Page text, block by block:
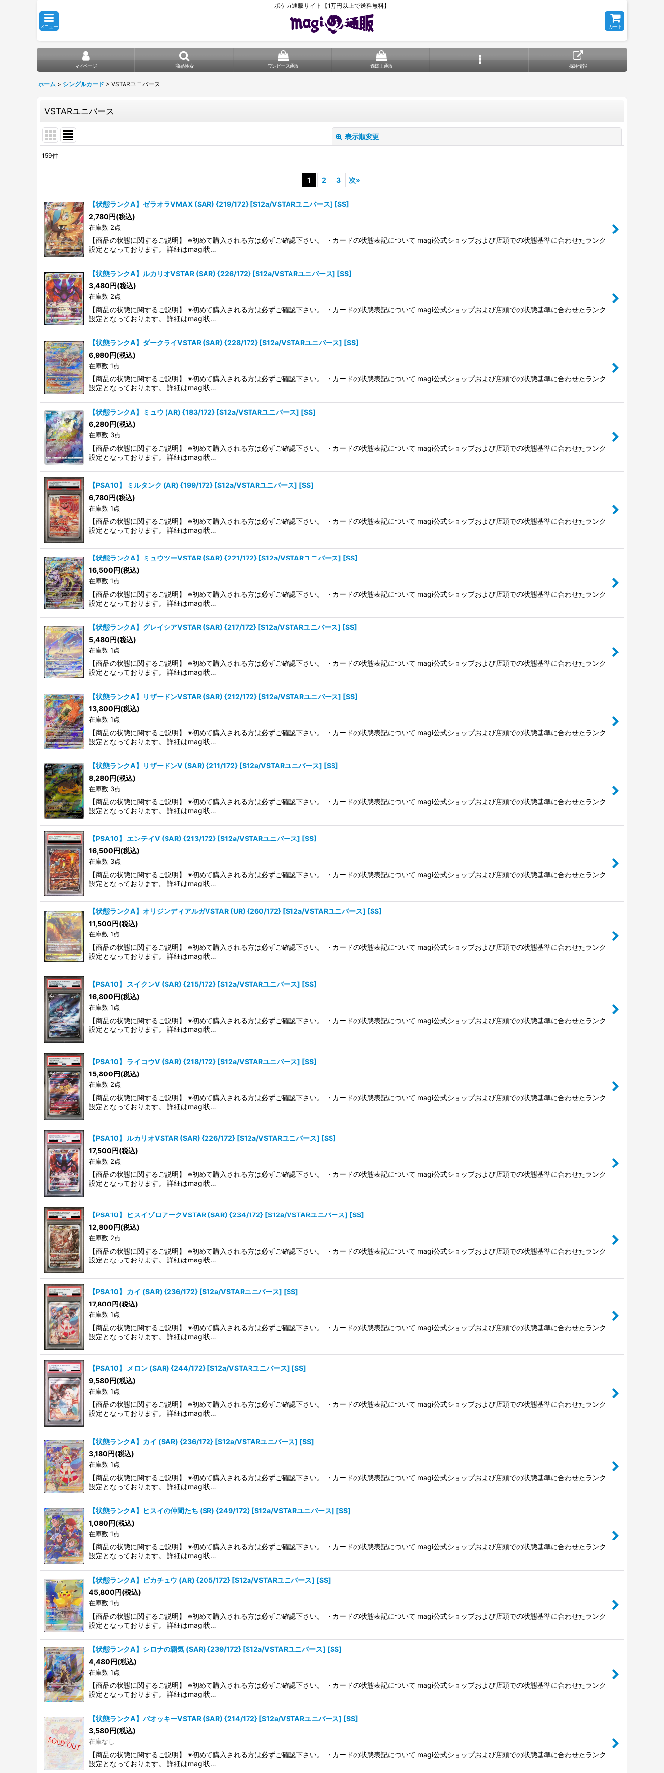
ポケカ通販サイト【1万円以上で送料無料】
メニュー カート
マイページ 商品検索 ワンピース通販 遊戯王通販 採用情報
ホーム > シングルカード > VSTARユニバース
VSTARユニバース
表示順変更
並び順:
絞り込む
159件
1 2 3 次»
【状態ランクA】ゼラオラVMAX (SAR) {219/172} [S12a/VSTARユニバース] [SS]
2,780円(税込)
在庫数 2点
【商品の状態に関するご説明】 ※初めて購入される方は必ずご確認下さい。 ・カードの状態表記について magi公式ショップおよび店頭での状態基準に合わせたランク
設定となっております。 詳細はmagi状…
【状態ランクA】ルカリオVSTAR (SAR) {226/172} [S12a/VSTARユニバース] [SS]
3,480円(税込)
在庫数 2点
【商品の状態に関するご説明】 ※初めて購入される方は必ずご確認下さい。 ・カードの状態表記について magi公式ショップおよび店頭での状態基準に合わせたランク
設定となっております。 詳細はmagi状…
【状態ランクA】ダークライVSTAR (SAR) {228/172} [S12a/VSTARユニバース] [SS]
6,980円(税込)
在庫数 1点
【商品の状態に関するご説明】 ※初めて購入される方は必ずご確認下さい。 ・カードの状態表記について magi公式ショップおよび店頭での状態基準に合わせたランク
設定となっております。 詳細はmagi状…
【状態ランクA】ミュウ (AR) {183/172} [S12a/VSTARユニバース] [SS]
6,280円(税込)
在庫数 3点
【商品の状態に関するご説明】 ※初めて購入される方は必ずご確認下さい。 ・カードの状態表記について magi公式ショップおよび店頭での状態基準に合わせたランク
設定となっております。 詳細はmagi状…
【PSA10】 ミルタンク (AR) {199/172} [S12a/VSTARユニバース] [SS]
6,780円(税込)
在庫数 1点
【商品の状態に関するご説明】 ※初めて購入される方は必ずご確認下さい。 ・カードの状態表記について magi公式ショップおよび店頭での状態基準に合わせたランク
設定となっております。 詳細はmagi状…
【状態ランクA】ミュウツーVSTAR (SAR) {221/172} [S12a/VSTARユニバース] [SS]
16,500円(税込)
在庫数 1点
【商品の状態に関するご説明】 ※初めて購入される方は必ずご確認下さい。 ・カードの状態表記について magi公式ショップおよび店頭での状態基準に合わせたランク
設定となっております。 詳細はmagi状…
【状態ランクA】グレイシアVSTAR (SAR) {217/172} [S12a/VSTARユニバース] [SS]
5,480円(税込)
在庫数 1点
【商品の状態に関するご説明】 ※初めて購入される方は必ずご確認下さい。 ・カードの状態表記について magi公式ショップおよび店頭での状態基準に合わせたランク
設定となっております。 詳細はmagi状…
【状態ランクA】リザードンVSTAR (SAR) {212/172} [S12a/VSTARユニバース] [SS]
13,800円(税込)
在庫数 1点
【商品の状態に関するご説明】 ※初めて購入される方は必ずご確認下さい。 ・カードの状態表記について magi公式ショップおよび店頭での状態基準に合わせたランク
設定となっております。 詳細はmagi状…
【状態ランクA】リザードンV (SAR) {211/172} [S12a/VSTARユニバース] [SS]
8,280円(税込)
在庫数 3点
【商品の状態に関するご説明】 ※初めて購入される方は必ずご確認下さい。 ・カードの状態表記について magi公式ショップおよび店頭での状態基準に合わせたランク
設定となっております。 詳細はmagi状…
【PSA10】 エンテイV (SAR) {213/172} [S12a/VSTARユニバース] [SS]
16,500円(税込)
在庫数 3点
【商品の状態に関するご説明】 ※初めて購入される方は必ずご確認下さい。 ・カードの状態表記について magi公式ショップおよび店頭での状態基準に合わせたランク
設定となっております。 詳細はmagi状…
【状態ランクA】オリジンディアルガVSTAR (UR) {260/172} [S12a/VSTARユニバース] [SS]
11,500円(税込)
在庫数 1点
【商品の状態に関するご説明】 ※初めて購入される方は必ずご確認下さい。 ・カードの状態表記について magi公式ショップおよび店頭での状態基準に合わせたランク
設定となっております。 詳細はmagi状…
【PSA10】 スイクンV (SAR) {215/172} [S12a/VSTARユニバース] [SS]
16,800円(税込)
在庫数 1点
【商品の状態に関するご説明】 ※初めて購入される方は必ずご確認下さい。 ・カードの状態表記について magi公式ショップおよび店頭での状態基準に合わせたランク
設定となっております。 詳細はmagi状…
【PSA10】 ライコウV (SAR) {218/172} [S12a/VSTARユニバース] [SS]
15,800円(税込)
在庫数 2点
【商品の状態に関するご説明】 ※初めて購入される方は必ずご確認下さい。 ・カードの状態表記について magi公式ショップおよび店頭での状態基準に合わせたランク
設定となっております。 詳細はmagi状…
【PSA10】 ルカリオVSTAR (SAR) {226/172} [S12a/VSTARユニバース] [SS]
17,500円(税込)
在庫数 2点
【商品の状態に関するご説明】 ※初めて購入される方は必ずご確認下さい。 ・カードの状態表記について magi公式ショップおよび店頭での状態基準に合わせたランク
設定となっております。 詳細はmagi状…
【PSA10】 ヒスイゾロアークVSTAR (SAR) {234/172} [S12a/VSTARユニバース] [SS]
12,800円(税込)
在庫数 2点
【商品の状態に関するご説明】 ※初めて購入される方は必ずご確認下さい。 ・カードの状態表記について magi公式ショップおよび店頭での状態基準に合わせたランク
設定となっております。 詳細はmagi状…
【PSA10】 カイ (SAR) {236/172} [S12a/VSTARユニバース] [SS]
17,800円(税込)
在庫数 1点
【商品の状態に関するご説明】 ※初めて購入される方は必ずご確認下さい。 ・カードの状態表記について magi公式ショップおよび店頭での状態基準に合わせたランク
設定となっております。 詳細はmagi状…
【PSA10】 メロン (SAR) {244/172} [S12a/VSTARユニバース] [SS]
9,580円(税込)
在庫数 1点
【商品の状態に関するご説明】 ※初めて購入される方は必ずご確認下さい。 ・カードの状態表記について magi公式ショップおよび店頭での状態基準に合わせたランク
設定となっております。 詳細はmagi状…
【状態ランクA】カイ (SAR) {236/172} [S12a/VSTARユニバース] [SS]
3,180円(税込)
在庫数 1点
【商品の状態に関するご説明】 ※初めて購入される方は必ずご確認下さい。 ・カードの状態表記について magi公式ショップおよび店頭での状態基準に合わせたランク
設定となっております。 詳細はmagi状…
【状態ランクA】ヒスイの仲間たち (SR) {249/172} [S12a/VSTARユニバース] [SS]
1,080円(税込)
在庫数 1点
【商品の状態に関するご説明】 ※初めて購入される方は必ずご確認下さい。 ・カードの状態表記について magi公式ショップおよび店頭での状態基準に合わせたランク
設定となっております。 詳細はmagi状…
【状態ランクA】ピカチュウ (AR) {205/172} [S12a/VSTARユニバース] [SS]
45,800円(税込)
在庫数 1点
【商品の状態に関するご説明】 ※初めて購入される方は必ずご確認下さい。 ・カードの状態表記について magi公式ショップおよび店頭での状態基準に合わせたランク
設定となっております。 詳細はmagi状…
【状態ランクA】シロナの覇気 (SAR) {239/172} [S12a/VSTARユニバース] [SS]
4,480円(税込)
在庫数 1点
【商品の状態に関するご説明】 ※初めて購入される方は必ずご確認下さい。 ・カードの状態表記について magi公式ショップおよび店頭での状態基準に合わせたランク
設定となっております。 詳細はmagi状…
【状態ランクA】バオッキーVSTAR (SAR) {214/172} [S12a/VSTARユニバース] [SS]
3,580円(税込)
在庫なし
【商品の状態に関するご説明】 ※初めて購入される方は必ずご確認下さい。 ・カードの状態表記について magi公式ショップおよび店頭での状態基準に合わせたランク
設定となっております。 詳細はmagi状…